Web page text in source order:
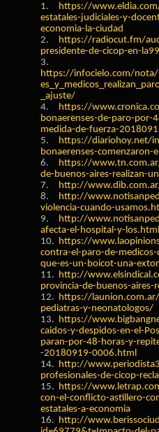
1.
https://
estatales-judiciales-y-
economia-la-ciudad
2.
https://radiocut.fm/
presidente-de-cicop-en-
3.
https://infocielo.com/nota/
_ajuste/
4.
https://
bonaerenses-de-paro-por-
medida-de-fuerza-
5.
https://diariohoy.net/
bonaerenses-
6.
https://
de-buenos-aires-realizan-
7.
http://
8.
http://
violencia-cuando-
9.
http://
afecta-el-hospital-y-los.html
10. https://
contra-el-paro-de-
que-es-un-boicot-una-
11. http://
provincia-de-buenos-
12. https://
pediatras-y-neonatologos/
13. https://
caidos-y-despidos-en-el-
paran-por-48-horas-y-
-20180919-0006.html
14. http://
profesionales-de-cicop-
15. https://
con-el-conflicto-astillero-
estatales-a-economia
16. http://